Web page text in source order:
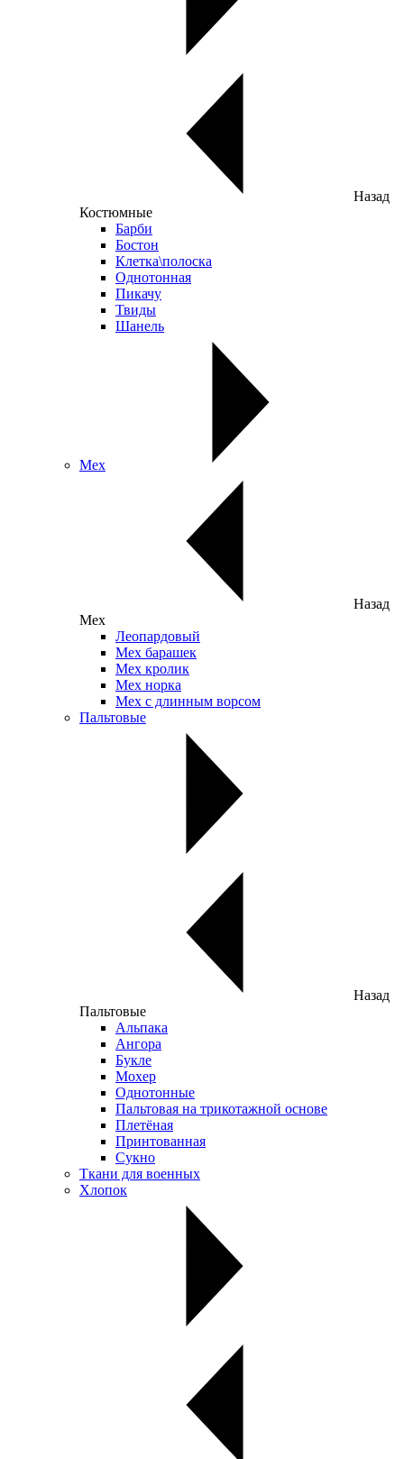
Назад
Костюмные
Барби
Бостон
Клетка\полоска
Однотонная
Пикачу
Твиды
Шанель
Мех
Назад
Мех
Леопардовый
Мех барашек
Мех кролик
Мех норка
Мех с длинным ворсом
Пальтовые
Назад
Пальтовые
Альпака
Ангора
Букле
Мохер
Однотонные
Пальтовая на трикотажной основе
Плетёная
Принтованная
Сукно
Ткани для военных
Хлопок